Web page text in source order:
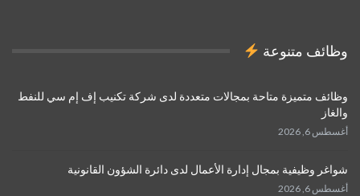
وظائف متنوعة
وظائف متميزة متاحة بمجالات متعددة لدى شركة تكنيب إف إم سي للنفط
والغاز
أغسطس 6, 2026
شواغر وظيفية بمجال إدارة الأعمال لدى دائرة الشؤون القانونية
أغسطس 6, 2026